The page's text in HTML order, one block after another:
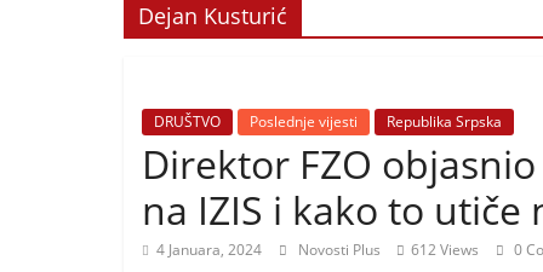
r
Dejan Kusturić
DRUŠTVO Poslednje vijesti Republika Srpska
Direktor FZO
na IZIS i kako to utiče
4 Januara, 2024 Novosti Plus 612 Views 0